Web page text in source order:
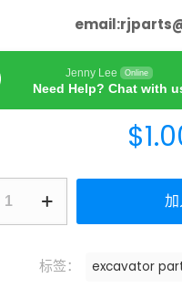
email:
Jenny Lee Online
Need Help? Chat with
$
标签： excavator